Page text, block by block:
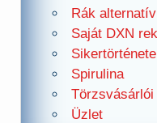
Rák
Saját DXN
Spirulina
Üzlet